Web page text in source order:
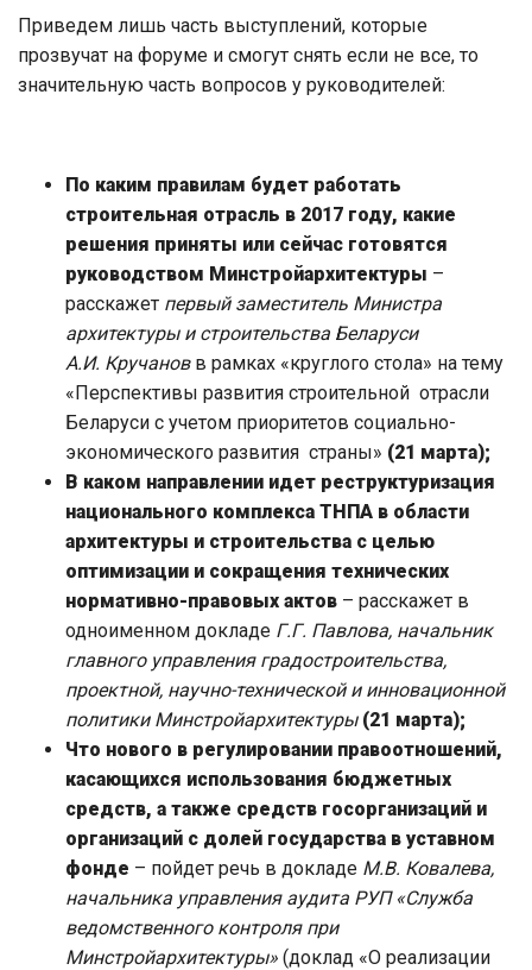
Приведем лишь часть выступлений, которые
прозвучат на форуме и смогут снять если не все, то
значительную часть вопросов у руководителей:
По каким правилам будет работать
строительная отрасль в 2017 году, какие
решения приняты или сейчас готовятся
руководством Минстройархитектуры –
расскажет первый заместитель Министра
архитектуры и строительства Беларуси
А.И. Кручановв рамках «круглого стола» на тему
«Перспективы развития строительной отрасли
Беларуси с учетом приоритетов социально-
экономического развития страны» (21 марта);
В каком направлении идет реструктуризация
национального комплекса ТНПА в области
архитектуры и строительства с целью
оптимизации и сокращения технических
нормативно-правовых актов – расскажет в
одноименном докладе Г.Г. Павлова, начальник
главного управления градостроительства,
проектной, научно-технической и инновационной
политики Минстройархитектуры (21 марта);
Что нового в регулировании правоотношений,
касающихся использования бюджетных
средств, а также средств госорганизаций и
организаций с долей государства в уставном
фонде – пойдет речь в докладе М.В. Ковалева,
начальника управления аудита РУП «Служба
ведомственного контроля при
Минстройархитектуры» (доклад «О реализации